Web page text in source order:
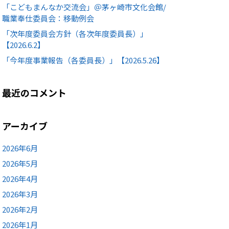
「こどもまんなか交流会」＠茅ヶ崎市文化会館/
職業奉仕委員会：移動例会
「次年度委員会方針（各次年度委員長）」
【2026.6.2】
「今年度事業報告（各委員長）」【2026.5.26】
最近のコメント
アーカイブ
2026年6月
2026年5月
2026年4月
2026年3月
2026年2月
2026年1月